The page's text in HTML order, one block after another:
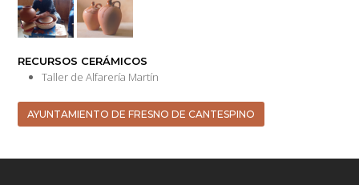
RECURSOS CERÁMICOS
Taller de Alfarería Martín
AYUNTAMIENTO DE FRESNO DE CANTESPINO